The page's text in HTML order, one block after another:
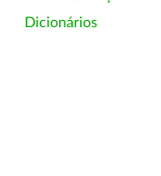
Dicionários